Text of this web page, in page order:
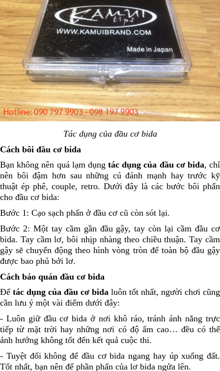
Tác dụng của đầu cơ bida
Cách bôi đầu cơ bida
Bạn không nên quá lạm dụng tác dụng của đầu cơ bida, chỉ
nên bôi đậm hơn sau những cú đánh mạnh hay trước kỹ
thuật ép phê, couple, retro. Dưới đây là các bước bôi phấn
cho đầu cơ bida:
Bước 1: Cạo sạch phấn ở đầu cơ cũ còn sót lại.
Bước 2: Một tay cầm gần đầu gậy, tay còn lại cầm đầu cơ
bida. Tay cầm lơ, bôi nhịp nhàng theo chiều thuận. Tay cầm
gậy sẽ chuyển động theo hình vòng tròn để toàn bộ đầu gậy
được bao phủ bởi lơ.
Cách bảo quản đầu cơ bida
Để tác dụng của đầu cơ bida luôn tốt nhất, người chơi cũng
cần lưu ý một vài điểm dưới đây:
- Luôn giữ đầu cơ bida ở nơi khô ráo, tránh ánh nắng trực
tiếp từ mặt trời hay những nơi có độ ẩm cao… đều có thể
ảnh hưởng không tốt đến kết quả cuộc thi.
- Tuyệt đối không để đầu cơ bida ngang hay úp xuống đất.
Tốt nhất, bạn nên để phần phấn của lơ bida ngửa lên.